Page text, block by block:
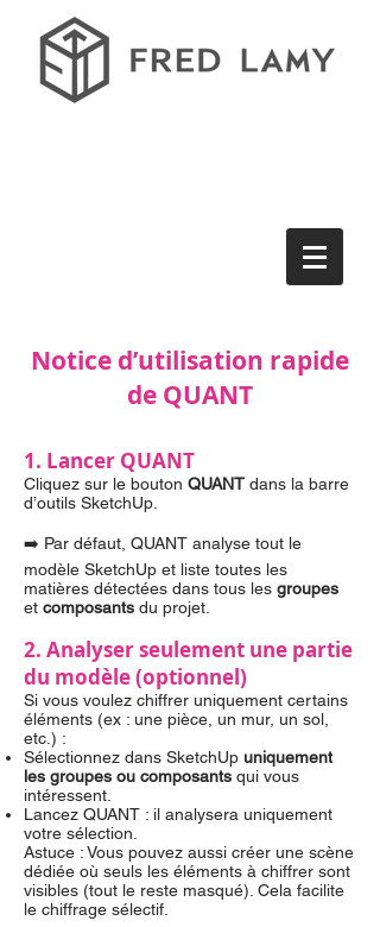
Notice d’utilisation rapide
de QUANT
1. Lancer QUANT
Cliquez sur le bouton QUANT dans la barre
d’outils SketchUp.
➡️ Par défaut, QUANT analyse tout le
modèle SketchUp et liste toutes les
matières détectées dans tous les groupes
et composants du projet.
2. Analyser seulement une partie
du modèle (optionnel)
Si vous voulez chiffrer uniquement certains
éléments (ex : une pièce, un mur, un sol,
etc.) :
Sélectionnez dans SketchUp uniquement
les groupes ou composants qui vous
intéressent.
Lancez QUANT : il analysera uniquement
votre sélection.
Astuce : Vous pouvez aussi créer une scène
dédiée où seuls les éléments à chiffrer sont
visibles (tout le reste masqué). Cela facilite
le chiffrage sélectif.